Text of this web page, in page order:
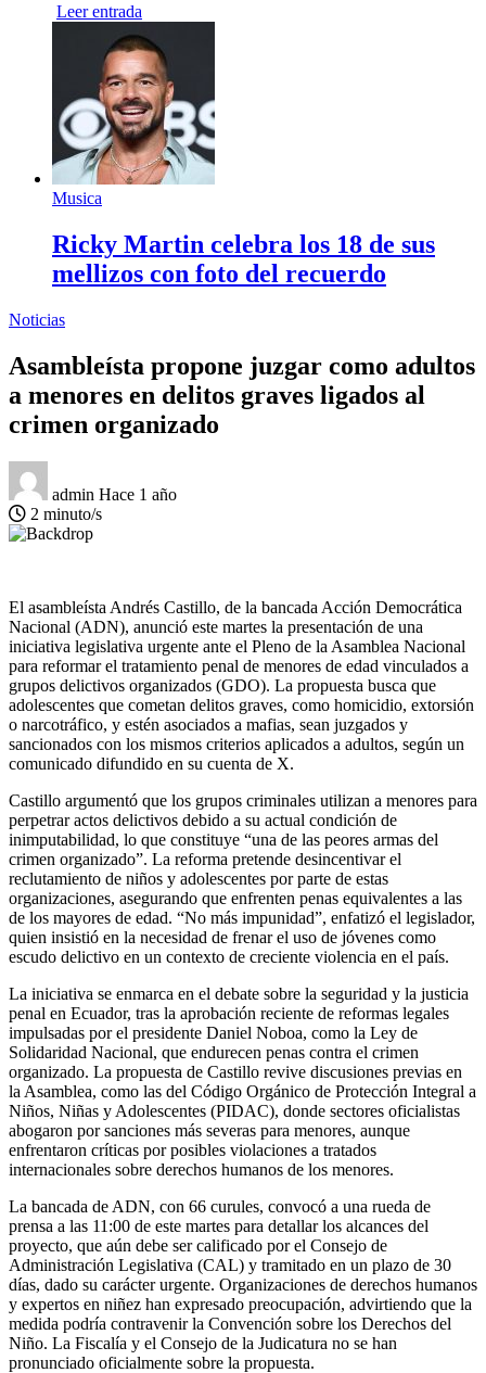
Leer entrada
Musica
Ricky Martin celebra los 18 de sus
mellizos con foto del recuerdo
Noticias
Asambleísta propone juzgar como adultos
a menores en delitos graves ligados al
crimen organizado
admin Hace 1 año
2 minuto/s
El asambleísta Andrés Castillo, de la bancada Acción Democrática
Nacional (ADN), anunció este martes la presentación de una
iniciativa legislativa urgente ante el Pleno de la Asamblea Nacional
para reformar el tratamiento penal de menores de edad vinculados a
grupos delictivos organizados (GDO). La propuesta busca que
adolescentes que cometan delitos graves, como homicidio, extorsión
o narcotráfico, y estén asociados a mafias, sean juzgados y
sancionados con los mismos criterios aplicados a adultos, según un
comunicado difundido en su cuenta de X.
Castillo argumentó que los grupos criminales utilizan a menores para
perpetrar actos delictivos debido a su actual condición de
inimputabilidad, lo que constituye “una de las peores armas del
crimen organizado”. La reforma pretende desincentivar el
reclutamiento de niños y adolescentes por parte de estas
organizaciones, asegurando que enfrenten penas equivalentes a las
de los mayores de edad. “No más impunidad”, enfatizó el legislador,
quien insistió en la necesidad de frenar el uso de jóvenes como
escudo delictivo en un contexto de creciente violencia en el país.
La iniciativa se enmarca en el debate sobre la seguridad y la justicia
penal en Ecuador, tras la aprobación reciente de reformas legales
impulsadas por el presidente Daniel Noboa, como la Ley de
Solidaridad Nacional, que endurecen penas contra el crimen
organizado. La propuesta de Castillo revive discusiones previas en
la Asamblea, como las del Código Orgánico de Protección Integral a
Niños, Niñas y Adolescentes (PIDAC), donde sectores oficialistas
abogaron por sanciones más severas para menores, aunque
enfrentaron críticas por posibles violaciones a tratados
internacionales sobre derechos humanos de los menores.
La bancada de ADN, con 66 curules, convocó a una rueda de
prensa a las 11:00 de este martes para detallar los alcances del
proyecto, que aún debe ser calificado por el Consejo de
Administración Legislativa (CAL) y tramitado en un plazo de 30
días, dado su carácter urgente. Organizaciones de derechos humanos
y expertos en niñez han expresado preocupación, advirtiendo que la
medida podría contravenir la Convención sobre los Derechos del
Niño. La Fiscalía y el Consejo de la Judicatura no se han
pronunciado oficialmente sobre la propuesta.